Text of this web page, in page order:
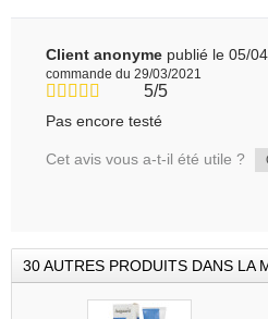
Client anonyme publié le 05/
commande du 29/03/2021
5/5
Pas encore testé
Cet avis vous a-t-il été utile ?
30 AUTRES PRODUITS DANS LA